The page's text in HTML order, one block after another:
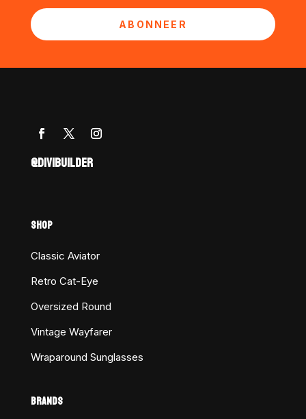
ABONNEER
@DIVIBUILDER
SHOP
Classic Aviator
Retro Cat-Eye
Oversized Round
Vintage Wayfarer
Wraparound Sunglasses
BRANDS